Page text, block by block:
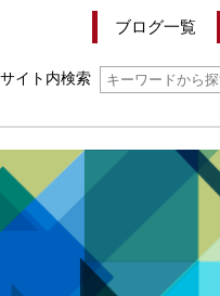
ブログ一覧
サイト内検索